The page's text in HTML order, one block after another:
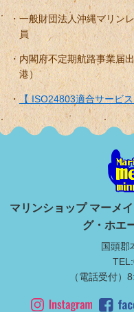
一般財団法人沖縄マリン
員
内閣府不定期航路事業届
港）
【 ISO24803適合サービ
マリンショップ マーメ
グ・ホエ
国頭郡
（電話受付）